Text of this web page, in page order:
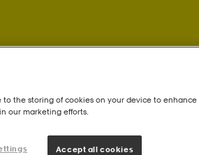
to the storing of cookies on your device to enhance
our marketing efforts.
Accept all cookies